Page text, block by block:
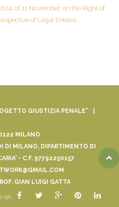
of 11 November, on the Right of
of Legal Entities
GIUSTIZIA PENALE” |
MILANO
MILANO, DIPARTIMENTO DI
- C.F. 97792250157
GIAN LUIGI GATTA
on